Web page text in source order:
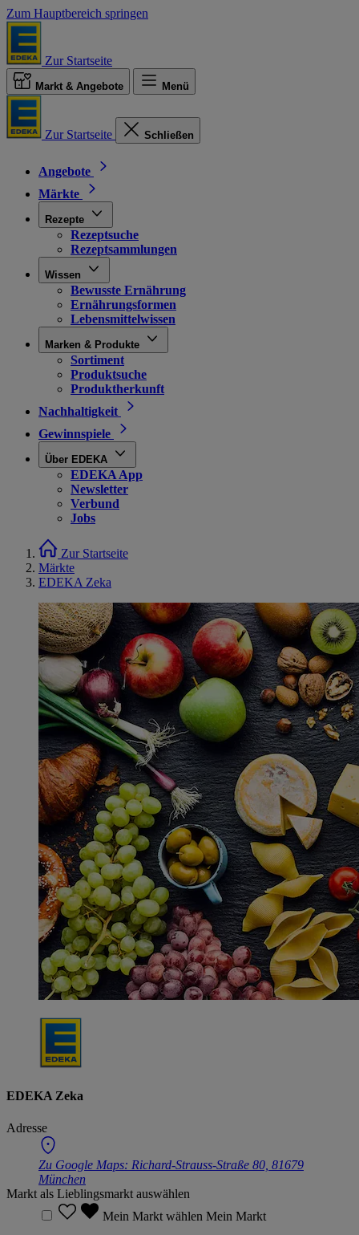
Zum Hauptbereich springen
Zur Startseite
Markt & Angebote Menü
Zur Startseite Schließen
Angebote
Märkte
Rezepte
Rezeptsuche
Rezeptsammlungen
Wissen
Bewusste Ernährung
Ernährungsformen
Lebensmittelwissen
Marken & Produkte
Sortiment
Produktsuche
Produktherkunft
Nachhaltigkeit
Gewinnspiele
Über EDEKA
EDEKA App
Newsletter
Verbund
Jobs
Zur Startseite
Märkte
EDEKA Zeka
EDEKA Zeka
Adresse
Zu Google Maps: Richard-Strauss-Straße 80, 81679
München
Markt als Lieblingsmarkt auswählen
Mein Markt wählen Mein Markt